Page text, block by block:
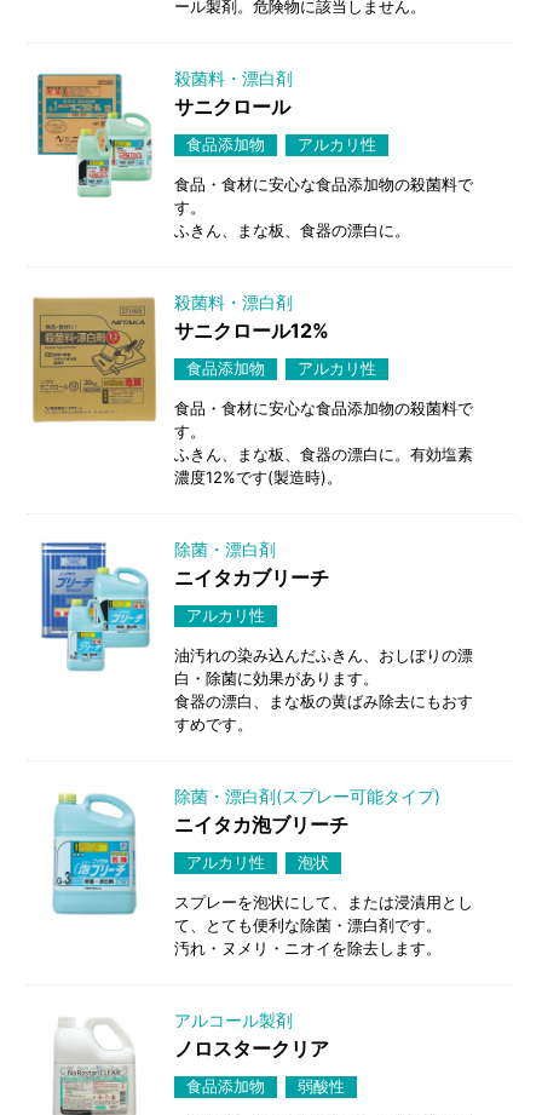
ール製剤。危険物に該当しません。
殺菌料・漂白剤
サニクロール
食品添加物 アルカリ性
食品・食材に安心な食品添加物の殺菌料で
す。
ふきん、まな板、食器の漂白に。
殺菌料・漂白剤
サニクロール12%
食品添加物 アルカリ性
食品・食材に安心な食品添加物の殺菌料で
す。
ふきん、まな板、食器の漂白に。有効塩素
濃度12%です(製造時)。
除菌・漂白剤
ニイタカブリーチ
アルカリ性
油汚れの染み込んだふきん、おしぼりの漂
白・除菌に効果があります。
食器の漂白、まな板の黄ばみ除去にもおす
すめです。
除菌・漂白剤(スプレー可能タイプ)
ニイタカ泡ブリーチ
アルカリ性 泡状
スプレーを泡状にして、または浸漬用とし
て、とても便利な除菌・漂白剤です。
汚れ・ヌメリ・ニオイを除去します。
アルコール製剤
ノロスタークリア
食品添加物 弱酸性